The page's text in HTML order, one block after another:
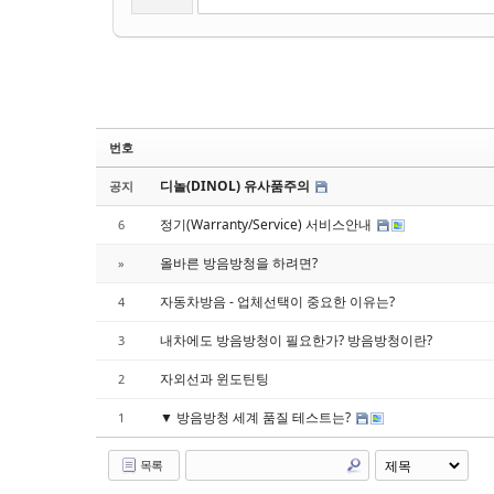
번호
공지 디놀(DINOL) 유사품주의
6 정기(Warranty/Service) 서비스안내
» 올바른 방음방청을 하려면?
4 자동차방음 - 업체선택이 중요한 이유는?
3 내차에도 방음방청이 필요한가? 방음방청이란?
2 자외선과 윈도틴팅
1 ▼ 방음방청 세계 품질 테스트는?
목록